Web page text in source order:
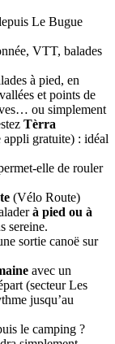
Le Bugue
VTT, balades
à pied, en
et points de
ou simplement
Tèrra
appli gratuite) : idéal
elle de rouler
(Vélo Route)
à pied ou à
sereine.
sortie canoë sur
avec un
(secteur Les
jusqu’au
le camping ?